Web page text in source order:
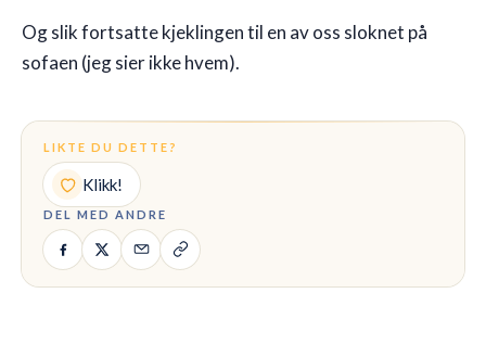
Og slik fortsatte kjeklingen til en av oss sloknet på
sofaen (jeg sier ikke hvem).
LIKTE DU DETTE?
Klikk!
DEL MED ANDRE